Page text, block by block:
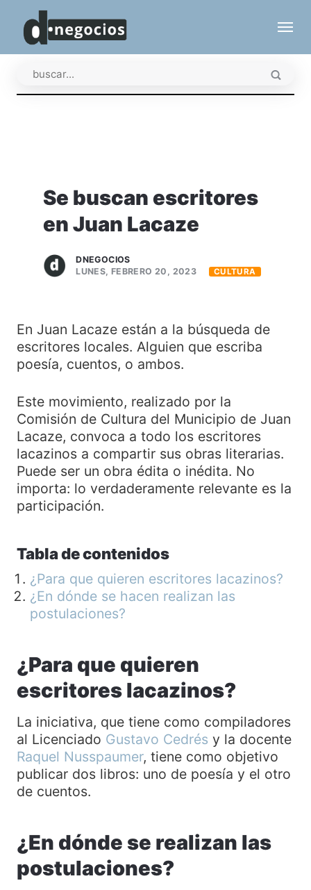
Se buscan escritores
en Juan Lacaze
DNEGOCIOS
LUNES, FEBRERO 20, 2023
CULTURA
En Juan Lacaze están a la búsqueda de
escritores locales. Alguien que escriba
poesía, cuentos, o ambos.
Este movimiento, realizado por la
Comisión de Cultura del Municipio de Juan
Lacaze, convoca a todo los escritores
lacazinos a compartir sus obras literarias.
Puede ser un obra édita o inédita. No
importa: lo verdaderamente relevante es la
participación.
Tabla de contenidos
¿Para que quieren escritores lacazinos?
¿En dónde se hacen realizan las
postulaciones?
¿Para que quieren
escritores lacazinos?
La iniciativa, que tiene como compiladores
al Licenciado Gustavo Cedrés y la docente
Raquel Nusspaumer, tiene como objetivo
publicar dos libros: uno de poesía y el otro
de cuentos.
¿En dónde se realizan las
postulaciones?